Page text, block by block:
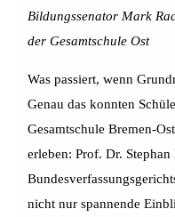
Bildungssenator Mark
der Gesamtschule Ost
Was passiert, wenn
Genau das konnten
Gesamtschule Bremen-
erleben: Prof. Dr.
nicht nur spannende